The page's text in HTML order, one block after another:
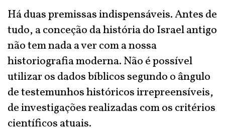
Há duas premissas indispensáveis. Antes de
tudo, a conceção da história do Israel antigo
não tem nada a ver com a nossa
historiografia moderna. Não é possível
utilizar os dados bíblicos segundo o ângulo
de testemunhos históricos irrepreensíveis,
de investigações realizadas com os critérios
científicos atuais.